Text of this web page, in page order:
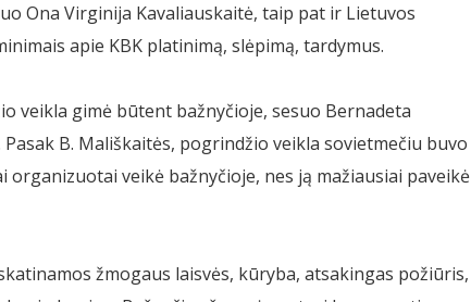
Ona Virginija Kavaliauskaitė, taip pat ir Lietuvos
apie KBK platinimą, slėpimą, tardymus.
veikla gimė būtent bažnyčioje, sesuo Bernadeta
B. Mališkaitės, pogrindžio veikla sovietmečiu buvo
organizuotai veikė bažnyčioje, nes ją mažiausiai paveikė
žmogaus laisvės, kūryba, atsakingas požiūris,